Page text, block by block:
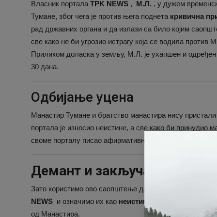
Власник портала TPK NEWS , М.Л. , у дужем
Тумане, због чега је против њега поднета кривична
рад државних органа и да излази са било којим
све како не би угрозио истрагу која се водила
Приликом доласка у земљу, М.Л. је ухапшен и одређен
30 дана.
Одбијање уцена
Манастир Тумане и братство манастира нису
портала је износио неистине, а све како би принудио
своме порталу писао афирмативно о Манастиру
Демант и закључак
Зато користимо ово саопштење да
NEWS и означимо их као неистините
од Манастира.